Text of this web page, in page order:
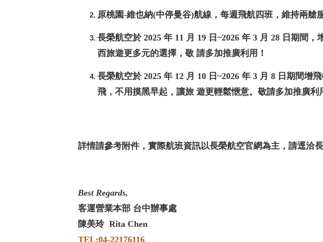
原桃園-維也納(中停曼谷)航線，每週飛航四班，維持兩艙
長榮航空於2025 年 11 月 19 日 ~2026 年 3 月 28 日期間，
西旅遊更多元的選擇，敬 請多加推廣利用！
長榮航空於2025 年 12 月 10 日 ~2026 年 3 月 8 日期間增
飛，不用摸黑早起，讓旅 遊更輕鬆愜意。敬請多加推廣利
詳情請參考附件，實際航班資訊以長榮航空官網為主，請逕洽
Best Regards,
客運營業本部 台中辦事處
陳美玲 Rita Chen
TEL:04-22176116